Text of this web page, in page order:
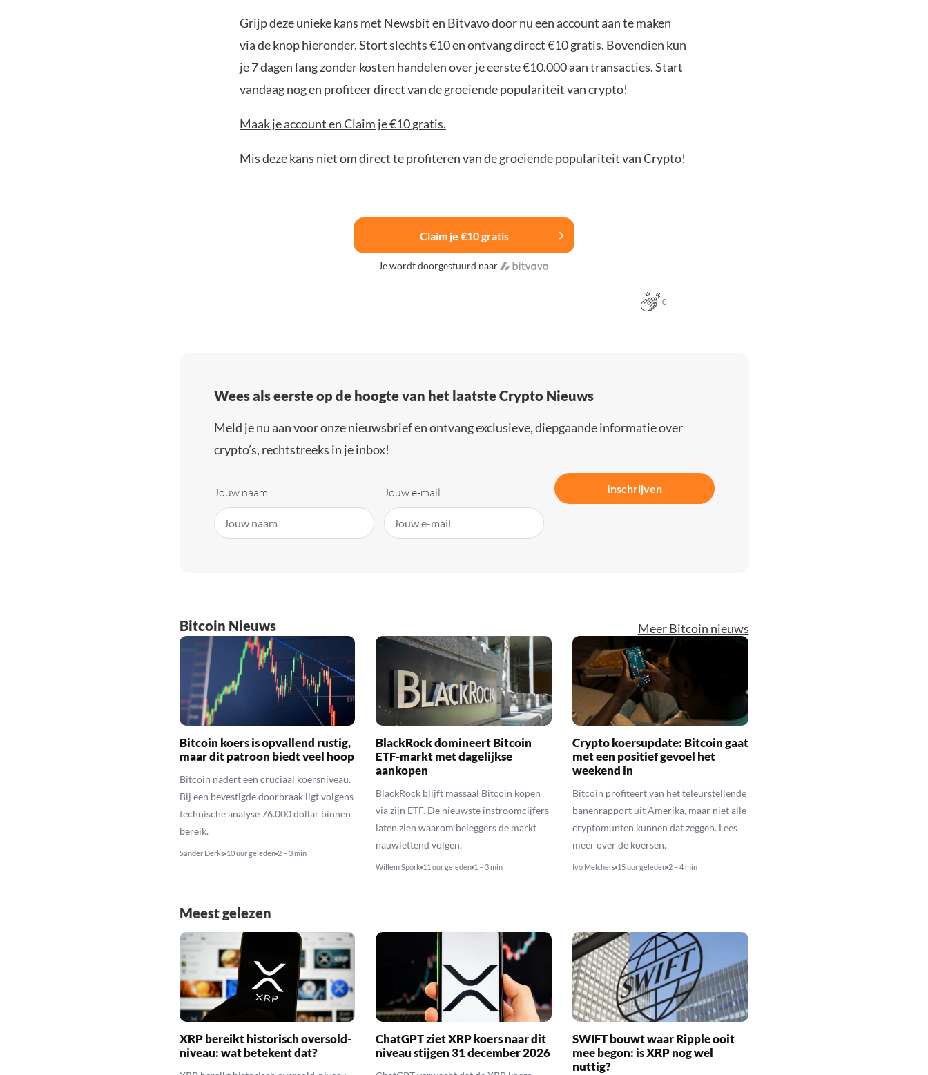
Grijp deze unieke kans met Newsbit en Bitvavo door nu een account aan te maken
via de knop hieronder. Stort slechts €10 en ontvang direct €10 gratis. Bovendien kun
je 7 dagen lang zonder kosten handelen over je eerste €10.000 aan transacties. Start
vandaag nog en profiteer direct van de groeiende populariteit van crypto!
Maak je account en Claim je €10 gratis.
Mis deze kans niet om direct te profiteren van de groeiende populariteit van Crypto!
Claim je €10 gratis
Je wordt doorgestuurd naar
0
Wees als eerste op de hoogte van het laatste Crypto Nieuws
Meld je nu aan voor onze nieuwsbrief en ontvang exclusieve, diepgaande informatie over
crypto’s, rechtstreeks in je inbox!
Jouw naam Jouw e-mail Inschrijven
Bitcoin Nieuws Meer Bitcoin nieuws
Bitcoin koers is opvallend rustig,
maar dit patroon biedt veel hoop
Bitcoin nadert een cruciaal koersniveau.
Bij een bevestigde doorbraak ligt volgens
technische analyse 76.000 dollar binnen
bereik.
Sander Derks 10 uur geleden 2 – 3 min
BlackRock domineert Bitcoin
ETF-markt met dagelijkse
aankopen
BlackRock blijft massaal Bitcoin kopen
via zijn ETF. De nieuwste instroomcijfers
laten zien waarom beleggers de markt
nauwlettend volgen.
Willem Spork 11 uur geleden 1 – 3 min
Crypto koersupdate: Bitcoin gaat
met een positief gevoel het
weekend in
Bitcoin profiteert van het teleurstellende
banenrapport uit Amerika, maar niet alle
cryptomunten kunnen dat zeggen. Lees
meer over de koersen.
Ivo Melchers 15 uur geleden 2 – 4 min
Meest gelezen
XRP bereikt historisch oversold-
niveau: wat betekent dat?
ChatGPT ziet XRP koers naar dit
niveau stijgen 31 december 2026
SWIFT bouwt waar Ripple ooit
mee begon: is XRP nog wel
nuttig?